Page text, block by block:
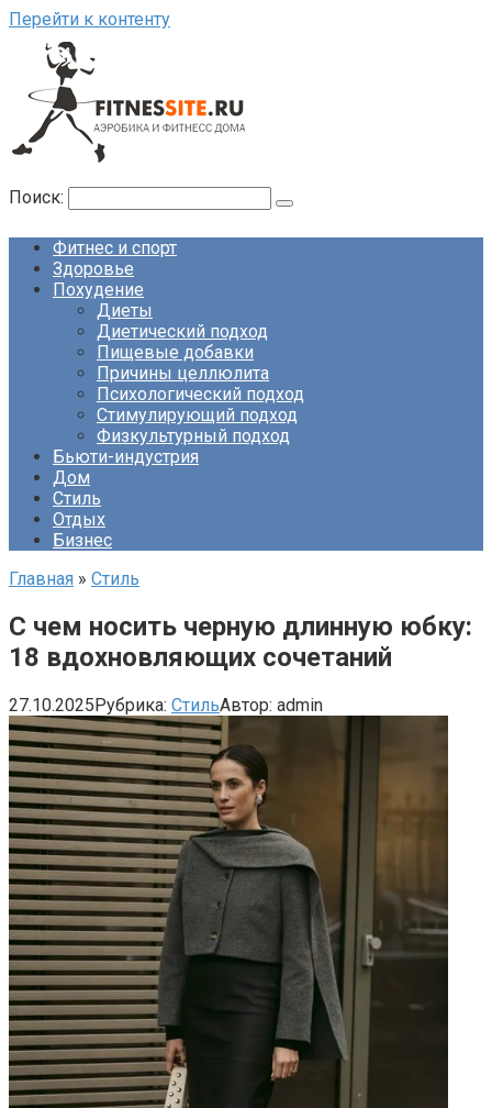
Перейти к контенту
Поиск:
Фитнес и спорт
Здоровье
Похудение
Диеты
Диетический подход
Пищевые добавки
Причины целлюлита
Психологический подход
Стимулирующий подход
Физкультурный подход
Бьюти-индустрия
Дом
Стиль
Отдых
Бизнес
Главная » Стиль
C чем носить черную длинную юбку:
18 вдохновляющих сочетаний
27.10.2025Рубрика: СтильАвтор: admin